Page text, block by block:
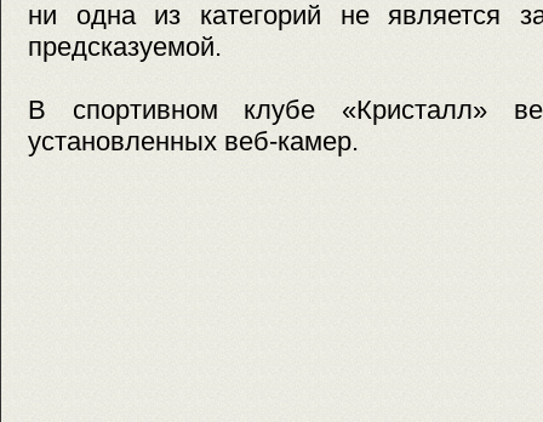
ни одна из категорий не является
предсказуемой.
В спортивном клубе «Кристалл»
установленных веб-камер.